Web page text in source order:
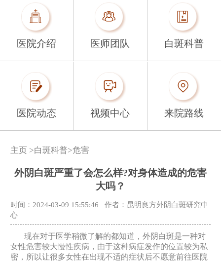
医院介绍 医师团队 白斑科普
医院动态 视频中心 来院路线
主页 >白斑科普>危害
外阴白斑严重了会怎么样?对身体造成的危害
大吗？
时间：2024-03-09 15:55:46
作者：昆明良方外阴白斑研究中
心
现在对于医学稍微了解的都知道，外阴白斑是一种对
女性危害较大慢性疾病，由于这种病症发作的位置较为私
密，所以让很多女性在出现不适的症状后不愿意前往医院